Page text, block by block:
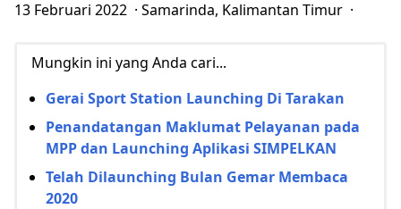
13 Februari 2022 · Samarinda, Kalimantan Timur ·
Mungkin ini yang Anda cari...
Gerai Sport Station Launching Di Tarakan
Penandatangan Maklumat Pelayanan pada
MPP dan Launching Aplikasi SIMPELKAN
Telah Dilaunching Bulan Gemar Membaca
2020